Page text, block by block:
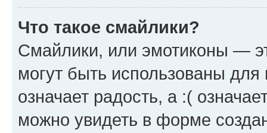
Что такое смайлики?
Смайлики, или эмотиконы —
могут быть использованы
означает радость, а :(
можно увидеть в форме